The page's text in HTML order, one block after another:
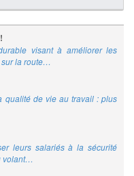
visant à améliorer les
sur la route…
qualité de vie au travail : plus
leurs salariés à la sécurité
volant…